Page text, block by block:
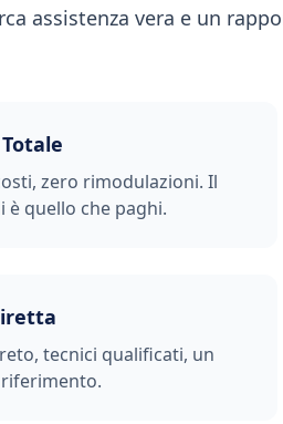
assistenza vera e un
zero rimodulazioni. Il
è quello che paghi.
tecnici qualificati, un